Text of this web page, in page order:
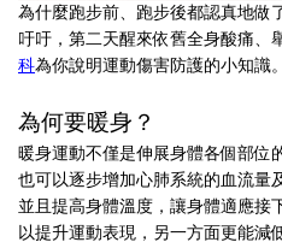
為什麼跑步前、跑步後都認真地做
吁吁，第二天醒來依舊全身酸痛、
科為你說明運動傷害防護的小知識
為何要暖身？
暖身運動不僅是伸展身體各個部位
也可以逐步增加心肺系統的血流量
並且提高身體溫度，讓身體適應接
以提升運動表現，另一方面更能減